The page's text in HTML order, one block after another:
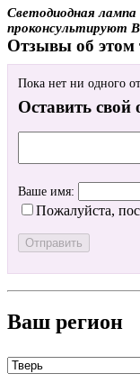
Светодиодная лампа
проконсультируют
Отзывы об этом
Пока нет ни одного
Оставить свой
Ваше имя:
Пожалуйста,
Ваш регион